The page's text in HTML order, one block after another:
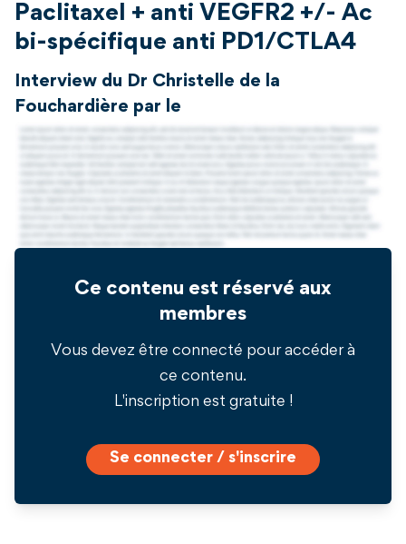
Paclitaxel + anti VEGFR2 +/- Ac
bi-spécifique anti PD1/CTLA4
Interview du Dr Christelle de la
Fouchardière par le
Ce contenu est réservé aux
membres
Vous devez être connecté pour accéder à
ce contenu.
L'inscription est gratuite !
Se connecter / s'inscrire